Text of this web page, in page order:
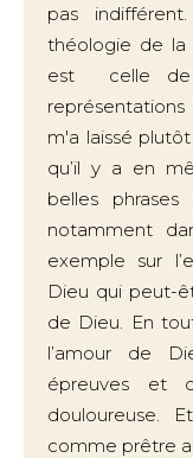
pas
théologie de la
est celle de
m'a laissé
qu’il y a en
belles
notamment
exemple sur
Dieu qui peut-
de Dieu. En
l’amour de
épreuves et
douloureuse.
comme prêtre